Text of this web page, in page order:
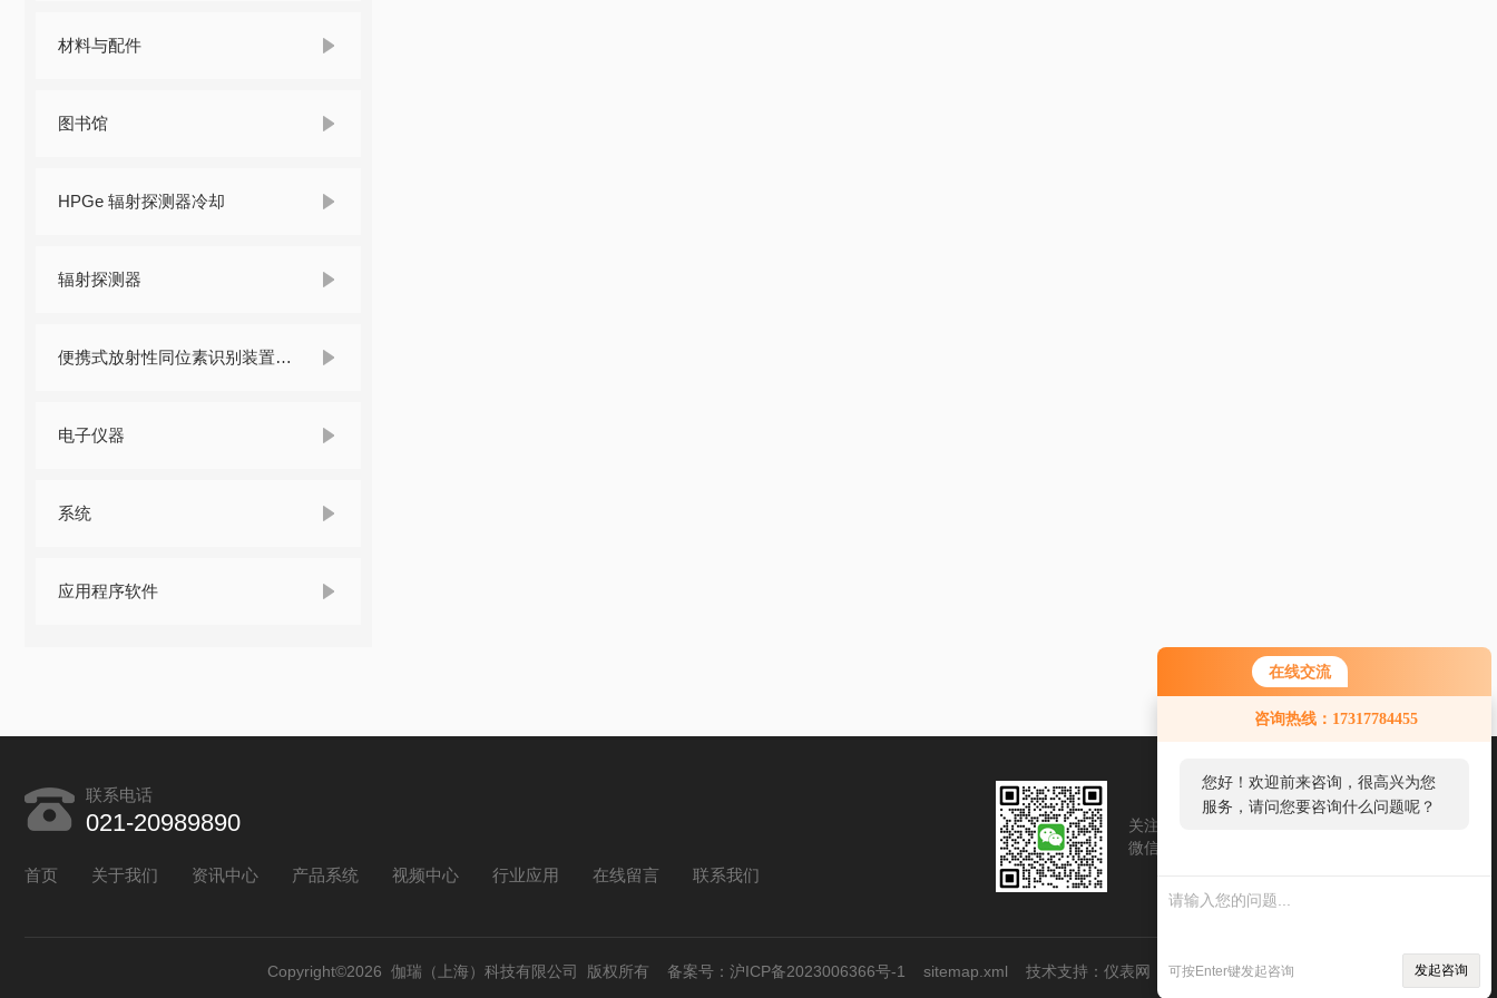
在线交流
咨询热线：17317784455
您好！欢迎前来咨询，很高兴为您
服务，请问您要咨询什么问题呢？
否找到了需求产品，您可以
直接在线与我联系！
可按Enter键发起咨询 发起咨询
材料与配件
图书馆
HPGe 辐射探测器冷却
辐射探测器
便携式放射性同位素识别装置 （RIID）
电子仪器
系统
应用程序软件
联系电话
021-20989890
首页 关于我们 资讯中心 产品系统 视频中心 行业应用 在线留言 联系我们
关注我们
微信账号
Copyright©2026 伽瑞（上海）科技有限公司 版权所有 备案号：沪ICP备2023006366号-1 sitemap.xml 技术支持： 仪表网 管理登陆